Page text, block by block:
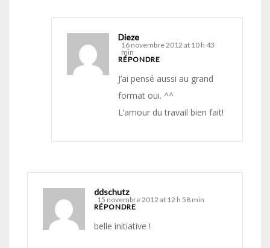
Dieze
16 novembre 2012 at 10 h 43
min
RÉPONDRE
J’ai pensé aussi au grand
format oui. ^^
L’amour du travail bien fait!
ddschutz
15 novembre 2012 at 12 h 58 min
RÉPONDRE
belle initiative !